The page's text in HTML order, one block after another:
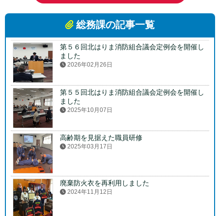
総務課の記事一覧
第５６回北はりま消防組合議会定例会を開催し
ました
2026年02月26日
第５５回北はりま消防組合議会定例会を開催し
ました
2025年10月07日
高齢期を見据えた職員研修
2025年03月17日
廃棄防火衣を再利用しました
2024年11月12日